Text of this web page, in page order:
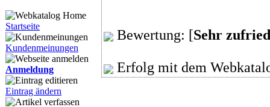
Startseite
Kundenmeinungen
Anmeldung
Eintrag ändern
Bewertung: [Sehr
Erfolg mit dem